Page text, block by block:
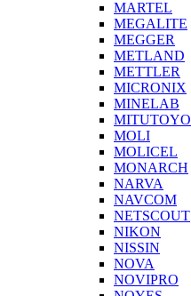
MARTEL
MEGALITE
MEGGER
METLAND
METTLER
MICRONIX
MINELAB
MITUTOYO
MOLI
MOLICEL
MONARCH
NARVA
NAVCOM
NETSCOUT
NIKON
NISSIN
NOVA
NOVIPRO